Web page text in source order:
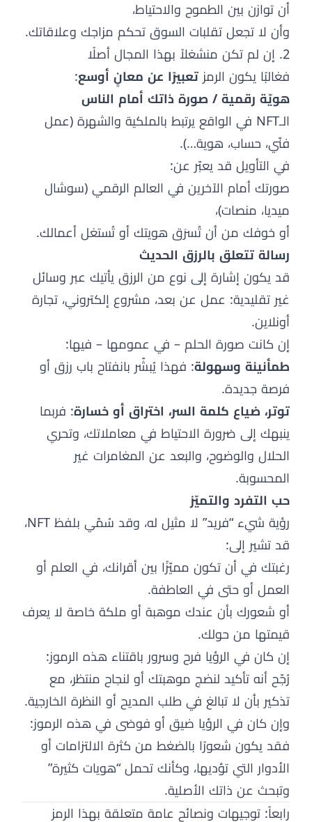
أن توازن بين الطموح والاحتياط،
وأن لا تجعل تقلبات السوق تحكم مزاجك وعلاقاتك.
2. إن لم تكن منشغلاً بهذا المجال أصلًا
فغالبًا يكون الرمزتعبيرًا عن معانٍ أوسع:
هويّة رقمية / صورة ذاتك أمام الناس
الـNFT في الواقع يرتبط بالملكية والشهرة (عمل
فنّي، حساب، هوية…).
في التأويل قد يعبّر عن:
صورتك أمام الآخرين في العالم الرقمي (سوشال
ميديا، منصات)،
أو خوفك من أن تُسرَق هويتك أو تُستغل أعمالك.
رسالة تتعلق بالرزق الحديث
قد يكون إشارة إلى نوع من الرزق يأتيك عبر وسائل
غير تقليدية: عمل عن بعد، مشروع إلكتروني، تجارة
أونلاين.
إن كانت صورة الحلم – في عمومها – فيها:
طمأنينة وسهولة: فهذا يُبشّر بانفتاح باب رزق أو
فرصة جديدة.
توتر، ضياع كلمة السر، اختراق أو خسارة: فربما
ينبهك إلى ضرورة الاحتياط في معاملاتك، وتحري
الحلال والوضوح، والبعد عن المغامرات غير
المحسوبة.
حب التفرد والتميّز
رؤية شيء “فريد” لا مثيل له، وقد سُمّي بلفظ NFT،
قد تشير إلى:
رغبتك في أن تكون مميّزًا بين أقرانك، في العلم أو
العمل أو حتى في العاطفة.
أو شعورك بأن عندك موهبة أو ملكة خاصة لا يعرف
قيمتها من حولك.
إن كان في الرؤيا فرح وسرور باقتناء هذه الرموز:
رُجّح أنه تأكيد لنضج موهبتك أو لنجاح منتظر، مع
تذكير بأن لا تبالغ في طلب المديح أو النظرة الخارجية.
وإن كان في الرؤيا ضيق أو فوضى في هذه الرموز:
فقد يكون شعورًا بالضغط من كثرة الالتزامات أو
الأدوار التي تؤديها، وكأنك تحمل “هويات كثيرة”
وتبحث عن ذاتك الأصلية.
رابعاً: توجيهات ونصائح عامة متعلقة بهذا الرمز